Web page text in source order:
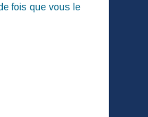
fois que vous le